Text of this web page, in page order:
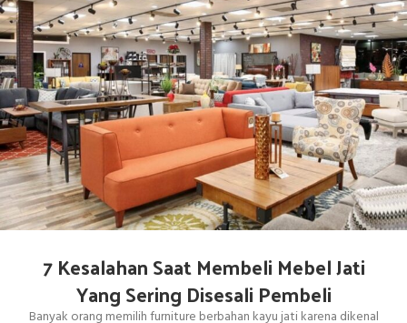
7 Kesalahan Saat Membeli Mebel Jati
Yang Sering Disesali Pembeli
Banyak orang memilih furniture berbahan kayu jati karena dikenal